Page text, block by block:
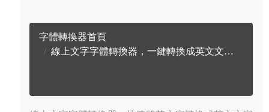
字體轉換器首頁
線上文字字體轉換器，一鍵轉換成英文文字字體